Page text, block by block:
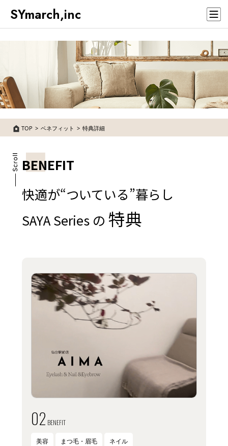
SYmarch,inc
TOP ベネフィット 特典詳細
BENEFIT
快適が“ついている”暮らし
SAYA Series の 特典
02 BENEFIT
美容 まつ毛・眉毛 ネイル